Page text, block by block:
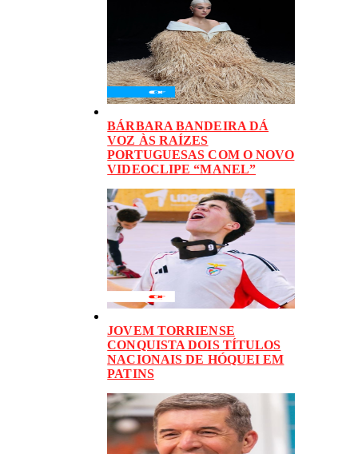
BÁRBARA BANDEIRA DÁ
VOZ ÀS RAÍZES
PORTUGUESAS COM O NOVO
VIDEOCLIPE “MANEL”
JOVEM TORRIENSE
CONQUISTA DOIS TÍTULOS
NACIONAIS DE HÓQUEI EM
PATINS